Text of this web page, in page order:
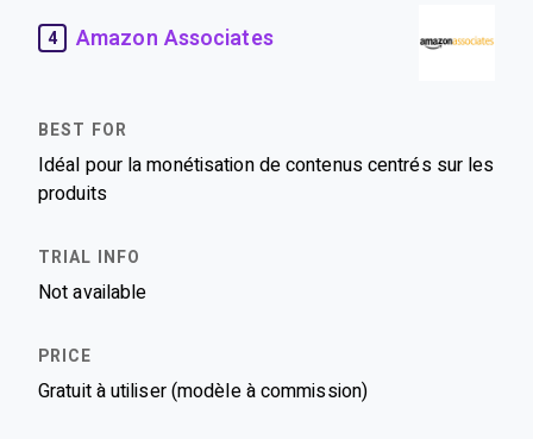
4 Amazon Associates
Idéal pour la monétisation de contenus centrés sur les
produits
Not available
Gratuit à utiliser (modèle à commission)